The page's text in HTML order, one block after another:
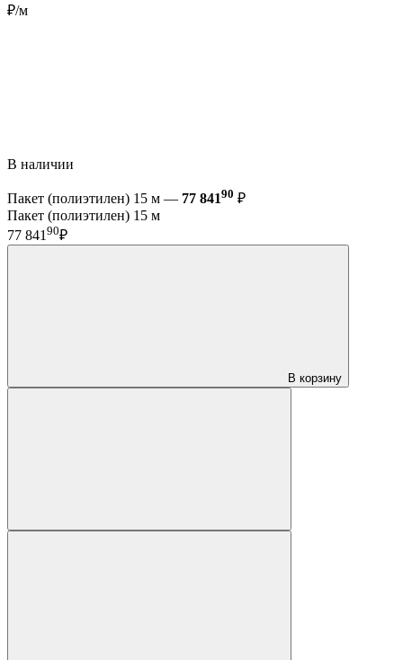
₽/м
В наличии
Пакет (полиэтилен) 15 м — 77 84190 ₽
Пакет (полиэтилен) 15 м
77 84190₽
В корзину